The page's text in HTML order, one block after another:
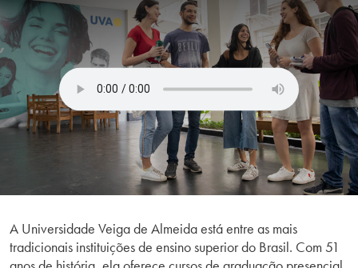
A Universidade Veiga de Almeida está entre as mais
tradicionais instituições de ensino superior do Brasil. Com 51